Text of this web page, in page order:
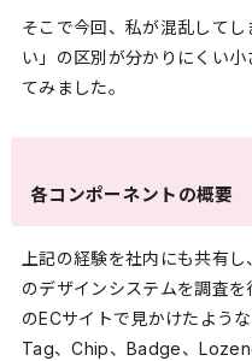
そこで今回、私が混乱して
い」の区別が分かりにくい
てみました。
各コンポーネントの概要
上記の経験を社内にも共有
のデザインシステムを調査
のECサイトで見かけたよう
Tag、Chip、Badge、